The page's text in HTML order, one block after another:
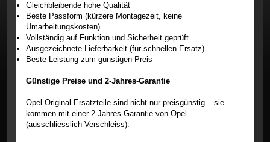
Opel Original Teile & Zubehör
Service Formular
Zubehör
Gleichbleibende hohe Qualität
Beste Passform (kürzere Montagezeit, keine
Umarbeitungskosten)
Vollständig auf Funktion und Sicherheit geprüft
Ausgezeichnete Lieferbarkeit (für schnellen Ersatz)
Beste Leistung zum günstigen Preis
Günstige Preise und 2-Jahres-Garantie
Opel Original Ersatzteile sind nicht nur preisgünstig – sie
kommen mit einer 2-Jahres-Garantie von Opel
(ausschliesslich Verschleiss).